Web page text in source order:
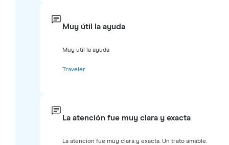
Muy útil la ayuda
Muy útil la ayuda
Traveler
La atención fue muy clara y exacta
La atención fue muy clara y exacta. Un trato amable.